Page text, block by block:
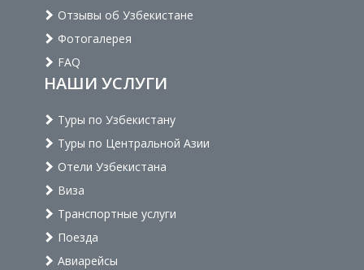
Отзывы об Узбекистане
Фотогалерея
FAQ
НАШИ УСЛУГИ
Туры по Узбекистану
Туры по Центральной Азии
Отели Узбекистана
Виза
Транспортные услуги
Поезда
Авиарейсы